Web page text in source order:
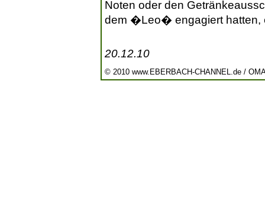
Noten oder den
dem �Leo� engagiert hatten,
20.12.10
© 2010 www.EBERBACH-CHANNEL.de /